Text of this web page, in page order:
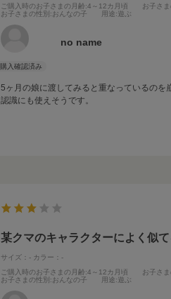
ご購入時のお子さまの月齢:4～12カ月頃 お子さ
お子さまの性別 :おんなの子 用途:遊ぶ
no name
5ヶ月の娘に渡してみると重なっているの
認識にも使えそうです。
某クマのキャラクターによく似て
サイズ：- カラー：-
ご購入時のお子さまの月齢:4～12カ月頃 お子さ
お子さまの性別 :おんなの子 用途:遊ぶ